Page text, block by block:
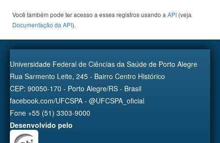
Você também pode ter acesso a esses registros usando a API (veja
Documentação da API).
Universidade Federal de Ciências da Saúde de Porto Alegre
Rua Sarmento Leite, 245 - Bairro Centro Histórico
CEP: 90050-170 - Porto Alegre/RS - Brasil
facebook.com/UFCSPA - @UFCSPA_oficial
Fone +55 (51) 3303-9000
Desenvolvido pelo